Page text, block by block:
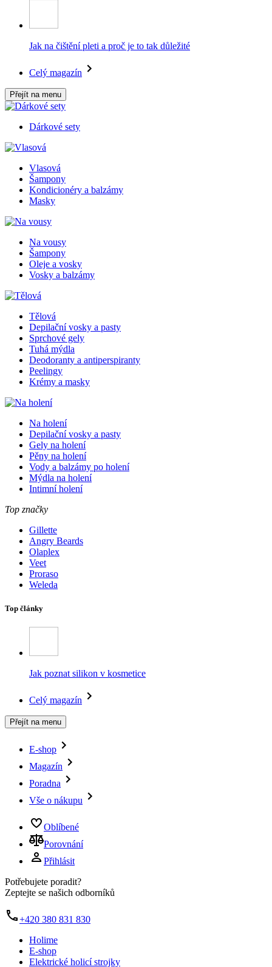
Jak na čištění pleti a proč je to tak důležité
Celý magazín
Přejít na menu
Dárkové sety
Vlasová
Šampony
Kondicionéry a balzámy
Masky
Na vousy
Šampony
Oleje a vosky
Vosky a balzámy
Tělová
Depilační vosky a pasty
Sprchové gely
Tuhá mýdla
Deodoranty a antiperspiranty
Peelingy
Krémy a masky
Na holení
Depilační vosky a pasty
Gely na holení
Pěny na holení
Vody a balzámy po holení
Mýdla na holení
Intimní holení
Top značky
Gillette
Angry Beards
Olaplex
Veet
Proraso
Weleda
Top články
Jak poznat silikon v kosmetice
Celý magazín
Přejít na menu
E-shop
Magazín
Poradna
Vše o nákupu
Oblíbené
Porovnání
Přihlásit
Potřebujete poradit?
Zeptejte se našich odborníků
+420 380 831 830
Holime
E-shop
Elektrické holicí strojky